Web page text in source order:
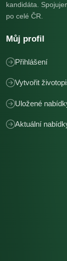
kandidáta.
po celé ČR.
Můj profil
Přihlášení
Vytvořit
Uložené
Aktuální